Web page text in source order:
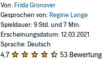
Von: Frida Gronover
Gesprochen von: Regine Lange
Spieldauer: 9 Std. und 7 Min.
Erscheinungsdatum: 12.03.2021
Sprache: Deutsch
4,7 53